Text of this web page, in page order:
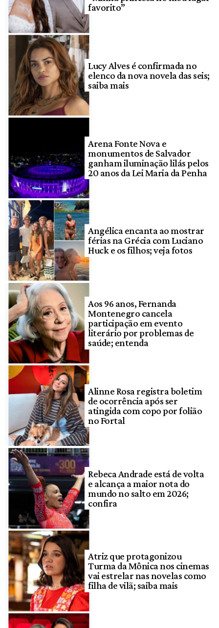
favorito”
Lucy Alves é confirmada no
elenco da nova novela das seis;
saiba mais
Arena Fonte Nova e
monumentos de Salvador
ganham iluminação lilás pelos
20 anos da Lei Maria da Penha
Angélica encanta ao mostrar
férias na Grécia com Luciano
Huck e os filhos; veja fotos
Aos 96 anos, Fernanda
Montenegro cancela
participação em evento
literário por problemas de
saúde; entenda
Alinne Rosa registra boletim
de ocorrência após ser
atingida com copo por folião
no Fortal
Rebeca Andrade está de volta
e alcança a maior nota do
mundo no salto em 2026;
confira
Atriz que protagonizou
Turma da Mônica nos cinemas
vai estrelar nas novelas como
filha de vilã; saiba mais